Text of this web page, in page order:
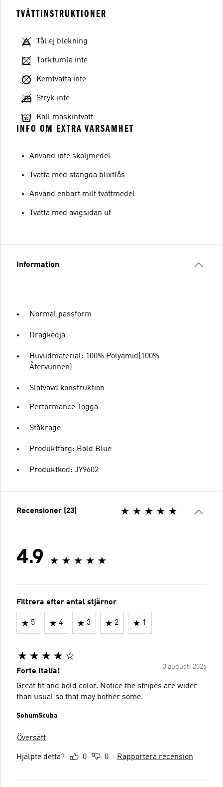
TVÄTTINSTRUKTIONER
Tål ej blekning
Torktumla inte
Kemtvätta inte
Stryk inte
Kall maskintvätt
INFO OM EXTRA VARSAMHET
Använd inte sköljmedel
Tvätta med stängda blixtlås
Använd enbart milt tvättmedel
Tvätta med avigsidan ut
Information
Normal passform
Dragkedja
Huvudmaterial: 100% Polyamid(100%
Återvunnen)
Slätvävd konstruktion
Performance-logga
Ståkrage
Produktfärg: Bold Blue
Produktkod: JY9602
Recensioner (23)
4.9
Filtrera efter antal stjärnor
5 4 3 2 1
3 augusti 2026
Forte Italia!
Great fit and bold color. Notice the stripes are wider
than usual so that may bother some.
SohumScuba
Översätt
Hjälpte detta? 0 0 Rapportera recension